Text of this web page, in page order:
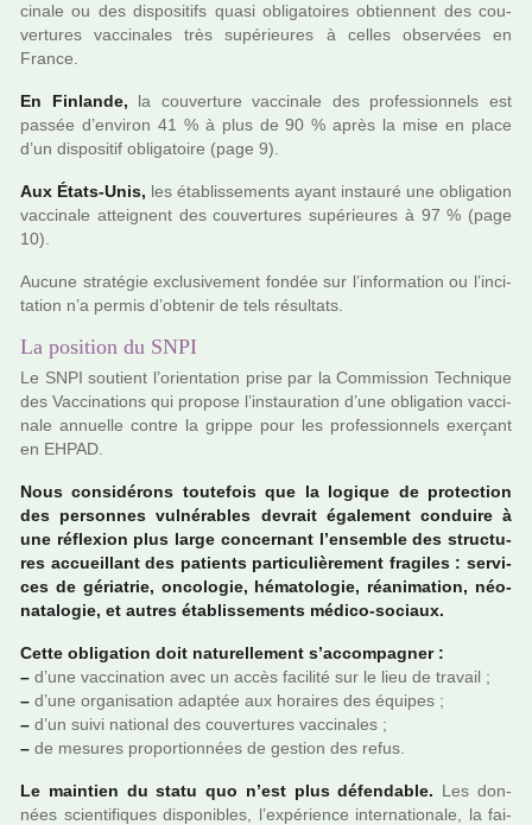
ci­nale ou des dis­po­si­tifs quasi obli­ga­toi­res obtien­nent des cou­
ver­tu­res vac­ci­na­les très supé­rieu­res à celles obser­vées en
France.
En Finlande, la cou­ver­ture vac­ci­nale des pro­fes­sion­nels est
passée d’envi­ron 41 % à plus de 90 % après la mise en place
d’un dis­po­si­tif obli­ga­toire (page 9).
Aux États-Unis, les établissements ayant ins­tauré une obli­ga­tion
vac­ci­nale attei­gnent des cou­ver­tu­res supé­rieu­res à 97 % (page
10).
Aucune stra­té­gie exclu­si­ve­ment fondée sur l’infor­ma­tion ou l’inci­
ta­tion n’a permis d’obte­nir de tels résul­tats.
La position du SNPI
Le SNPI sou­tient l’orien­ta­tion prise par la Commission Technique
des Vaccinations qui pro­pose l’ins­tau­ra­tion d’une obli­ga­tion vac­ci­
nale annuelle contre la grippe pour les pro­fes­sion­nels exer­çant
en EHPAD.
Nous consi­dé­rons tou­te­fois que la logi­que de pro­tec­tion
des per­son­nes vul­né­ra­bles devrait également conduire à
une réflexion plus large concer­nant l’ensem­ble des struc­tu­
res accueillant des patients par­ti­cu­liè­re­ment fra­gi­les : ser­vi­
ces de géria­trie, onco­lo­gie, héma­to­lo­gie, réa­ni­ma­tion, néo­
na­ta­lo­gie, et autres établissements médico-sociaux.
Cette obli­ga­tion doit natu­rel­le­ment s’accom­pa­gner :
– d’une vac­ci­na­tion avec un accès faci­lité sur le lieu de tra­vail ;
– d’une orga­ni­sa­tion adap­tée aux horai­res des équipes ;
– d’un suivi natio­nal des cou­ver­tu­res vac­ci­na­les ;
– de mesu­res pro­por­tion­nées de ges­tion des refus.
Le main­tien du statu quo n’est plus défen­da­ble. Les don­
nées scien­ti­fi­ques dis­po­ni­bles, l’expé­rience inter­na­tio­nale, la fai­